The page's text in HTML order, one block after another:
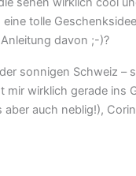
tolle
davon ;-)?
sonnigen Schweiz –
mir wirklich gerade ins
aber auch neblig!),